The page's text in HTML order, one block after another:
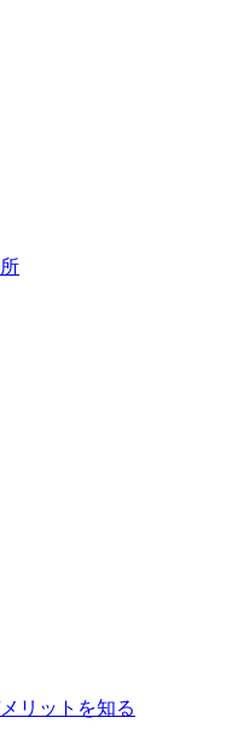
リットを知る